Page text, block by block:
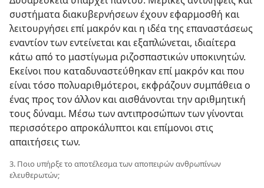
συστήματα διακυβερνήσεων έχουν εφαρμοσθή και
λειτουργήσει επί μακρόν και η ιδέα της επαναστάσεως
εναντίον των εντείνεται και εξαπλώνεται, ιδιαίτερα
κάτω από το μαστίγωμα ριζοσπαστικών υποκινητών.
Εκείνοι που καταδυναστεύθηκαν επί μακρόν και που
είναι τόσο πολυαριθμότεροι, εκφράζουν συμπάθεια ο
ένας προς τον άλλον και αισθάνονται την αριθμητική
τους δύναμι. Μέσω των αντιπροσώπων των γίνονται
περισσότερο απροκάλυπτοι και επίμονοι στις
απαιτήσεις των.
3. Ποιο υπήρξε το αποτέλεσμα των αποπειρών ανθρωπίνων
ελευθερωτών;